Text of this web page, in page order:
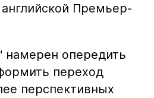
Премьер-
опередить
переход
перспективных